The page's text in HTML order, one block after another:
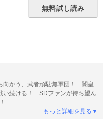
無料試し読み
向かう、武者頑駄無軍団！ 闇皇
い続ける！ SDファンが待ち望ん
もっと詳細を見る▼